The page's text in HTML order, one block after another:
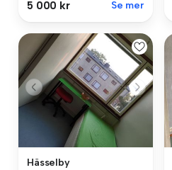
5 000 kr Se mer
Hässelby